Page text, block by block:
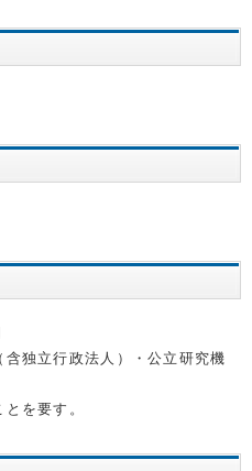
独立行政法人）・公立研究機
を要す。